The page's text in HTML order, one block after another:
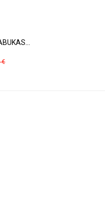
€